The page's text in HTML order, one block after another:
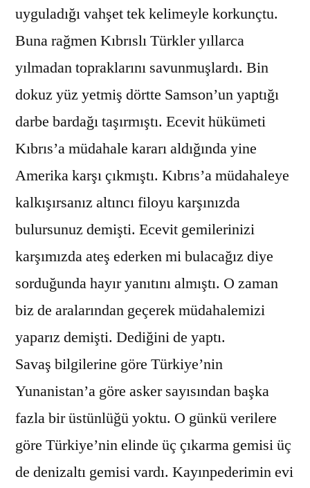
uyguladığı vahşet tek kelimeyle korkunçtu.
Buna rağmen Kıbrıslı Türkler yıllarca
yılmadan topraklarını savunmuşlardı. Bin
dokuz yüz yetmiş dörtte Samson’un yaptığı
darbe bardağı taşırmıştı. Ecevit hükümeti
Kıbrıs’a müdahale kararı aldığında yine
Amerika karşı çıkmıştı. Kıbrıs’a müdahaleye
kalkışırsanız altıncı filoyu karşınızda
bulursunuz demişti. Ecevit gemilerinizi
karşımızda ateş ederken mi bulacağız diye
sorduğunda hayır yanıtını almıştı. O zaman
biz de aralarından geçerek müdahalemizi
yaparız demişti. Dediğini de yaptı.
Savaş bilgilerine göre Türkiye’nin
Yunanistan’a göre asker sayısından başka
fazla bir üstünlüğü yoktu. O günkü verilere
göre Türkiye’nin elinde üç çıkarma gemisi üç
de denizaltı gemisi vardı. Kayınpederimin evi